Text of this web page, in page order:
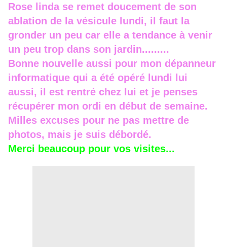
Rose linda se remet doucement de son
ablation de la vésicule lundi, il faut la
gronder un peu car elle a tendance à venir
un peu trop dans son jardin.........
Bonne nouvelle aussi pour mon dépanneur
informatique qui a été opéré lundi lui
aussi, il est rentré chez lui et je penses
récupérer mon ordi en début de semaine.
Milles excuses pour ne pas mettre de
photos, mais je suis débordé.
Merci beaucoup pour vos visites...